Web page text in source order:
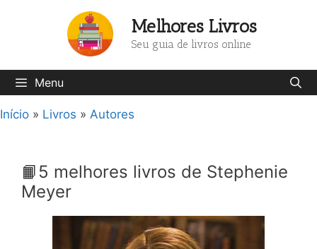
Melhores Livros
Seu guia de livros online
Menu
Início » Livros » Autores
📙5 melhores livros de Stephenie
Meyer